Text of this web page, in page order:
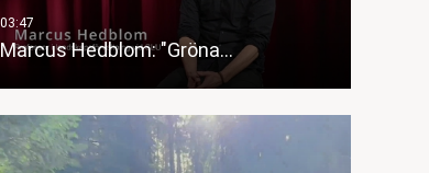
Marcus Hedblom: "Gröna…